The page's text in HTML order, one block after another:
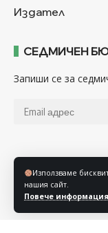
Използваме
нашия сайт.
Повече информация
Издател
СЕДМИЧЕН
Запиши се за